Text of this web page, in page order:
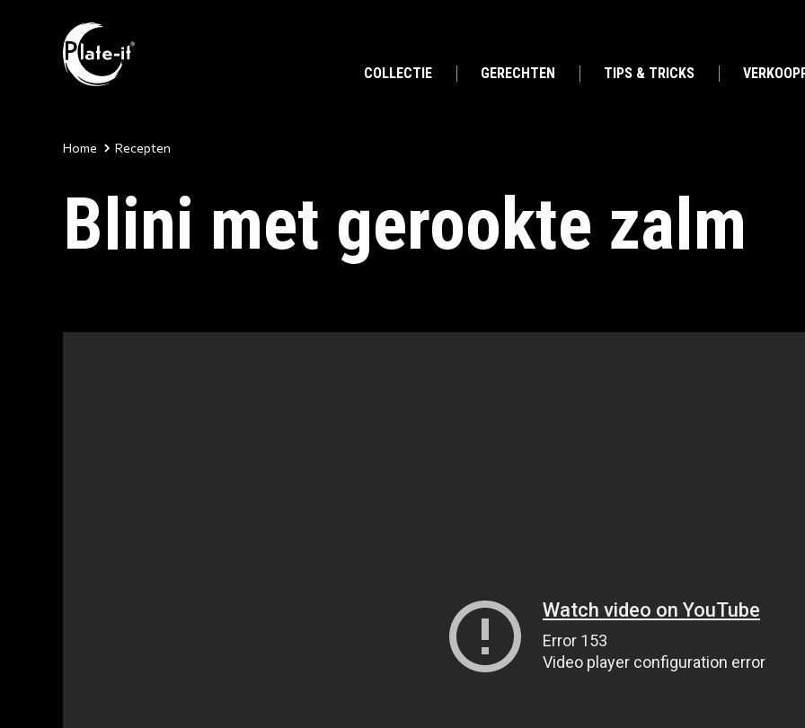
COLLECTIE GERECHTEN TIPS & TRICKS
Home Recepten
Blini met gerookte zalm